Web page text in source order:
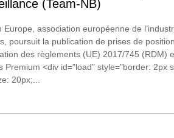
(Team-NB)
Europe, association européenne de
poursuit la publication de prises de position
des règlements (UE) 2017/745 (RDM)
Premium <div id="load" style="border: 2px
20px;...